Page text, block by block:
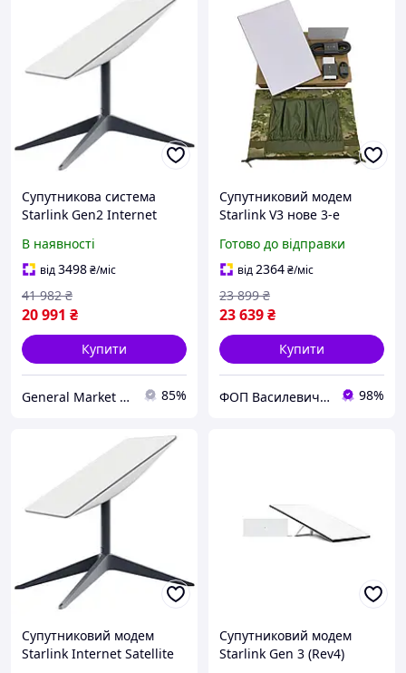
Супутникова система
Starlink Gen2 Internet
Маршрутизатор старлінк,
Супутниковий модем
В наявності
від3498₴/міс
20 991 ₴
41 982 ₴
Купити
General Market UA 85%
Супутниковий модем
Starlink V3 нове 3-е
Satellite Dish Kit Gen3
REV4 без акаунту + сумка
Готово до відправки
від2364₴/міс
23 639₴
23 899 ₴
Купити
ФОП Василевич Василь Андрійович 98%
Супутниковий модем
Starlink Internet Satellite
Супутниковий модем
Starlink Gen 3 (Rev4)